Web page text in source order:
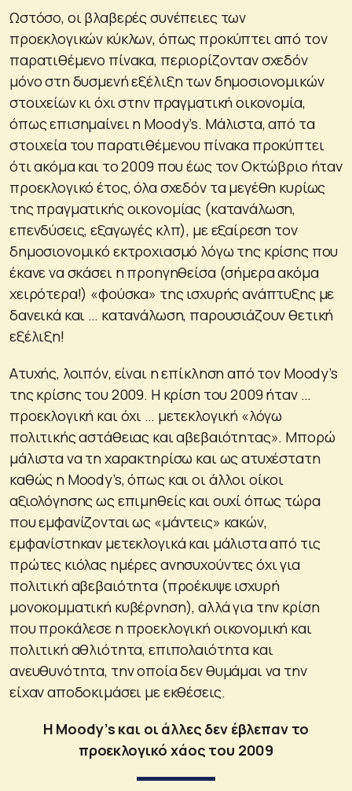
Ωστόσο, οι βλαβερές συνέπειες των
προεκλογικών κύκλων, όπως προκύπτει από τον
παρατιθέμενο πίνακα, περιορίζονταν σχεδόν
μόνο στη δυσμενή εξέλιξη των δημοσιονομικών
στοιχείων κι όχι στην πραγματική οικονομία,
όπως επισημαίνει η Moody’s. Μάλιστα, από τα
στοιχεία του παρατιθέμενου πίνακα προκύπτει
ότι ακόμα και το 2009 που έως τον Οκτώβριο ήταν
προεκλογικό έτος, όλα σχεδόν τα μεγέθη κυρίως
της πραγματικής οικονομίας (κατανάλωση,
επενδύσεις, εξαγωγές κλπ), με εξαίρεση τον
δημοσιονομικό εκτροχιασμό λόγω της κρίσης που
έκανε να σκάσει η προηγηθείσα (σήμερα ακόμα
χειρότερα!) «φούσκα» της ισχυρής ανάπτυξης με
δανεικά και … κατανάλωση, παρουσιάζουν θετική
εξέλιξη!
Ατυχής, λοιπόν, είναι η επίκληση από τον Moody’s
της κρίσης του 2009. Η κρίση του 2009 ήταν …
προεκλογική και όχι … μετεκλογική «λόγω
πολιτικής αστάθειας και αβεβαιότητας». Μπορώ
μάλιστα να τη χαρακτηρίσω και ως ατυχέστατη
καθώς η Moody’s, όπως και οι άλλοι οίκοι
αξιολόγησης ως επιμηθείς και ουχί όπως τώρα
που εμφανίζονται ως «μάντεις» κακών,
εμφανίστηκαν μετεκλογικά και μάλιστα από τις
πρώτες κιόλας ημέρες ανησυχούντες όχι για
πολιτική αβεβαιότητα (προέκυψε ισχυρή
μονοκομματική κυβέρνηση), αλλά για την κρίση
που προκάλεσε η προεκλογική οικονομική και
πολιτική αθλιότητα, επιπολαιότητα και
ανευθυνότητα, την οποία δεν θυμάμαι να την
είχαν αποδοκιμάσει με εκθέσεις.
Η Moody’s και οι άλλες δεν έβλεπαν το
προεκλογικό χάος του 2009